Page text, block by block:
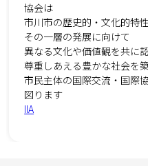
協会は
市川市の歴史的・文化的特
その一層の発展に向けて
異なる文化や価値観を共に
尊重しあえる豊かな社会を
市民主体の国際交流・国際
図ります
IIA